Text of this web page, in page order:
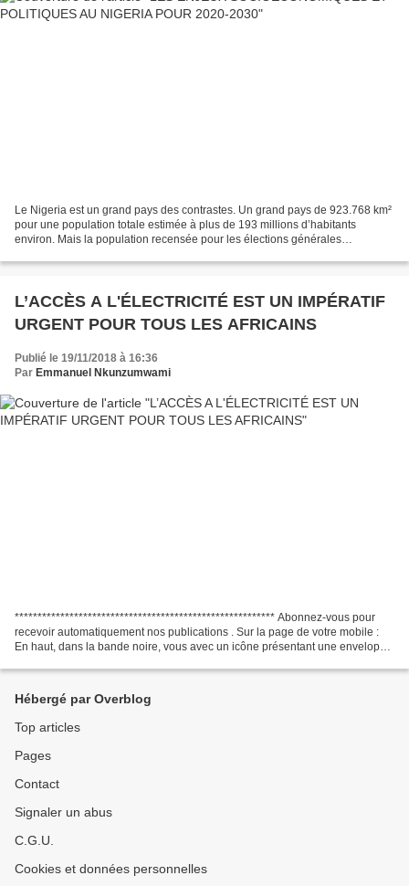
Le Nigeria est un grand pays des contrastes. Un grand pays de 923.768 km²
pour une population totale estimée à plus de 193 millions d’habitants
environ. Mais la population recensée pour les élections générales
L’ACCÈS A L'ÉLECTRICITÉ EST UN IMPÉRATIF
URGENT POUR TOUS LES AFRICAINS
Publié le 19/11/2018 à 16:36
Par Emmanuel Nkunzumwami
********************************************************* Abonnez-vous pour
recevoir automatiquement nos publications . Sur la page de votre mobile :
En haut, dans la bande noire, vous avec un icône présentant une enveloppe
Hébergé par Overblog
Top articles
Pages
Contact
Signaler un abus
C.G.U.
Cookies et données personnelles